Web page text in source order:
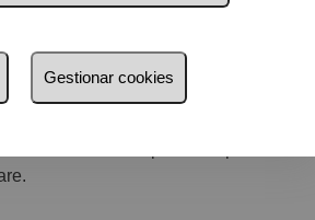
de un grupo con experiencia y
Gestionar cookies